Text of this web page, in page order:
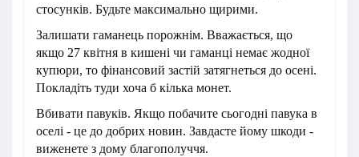
стосунків. Будьте максимально щирими.
Залишати гаманець порожнім. Вважається, що
якщо 27 квітня в кишені чи гаманці немає жодної
купюри, то фінансовий застій затягнеться до осені.
Покладіть туди хоча б кілька монет.
Вбивати павуків. Якщо побачите сьогодні павука в
оселі - це до добрих новин. Завдасте йому шкоди -
виженете з дому благополуччя.